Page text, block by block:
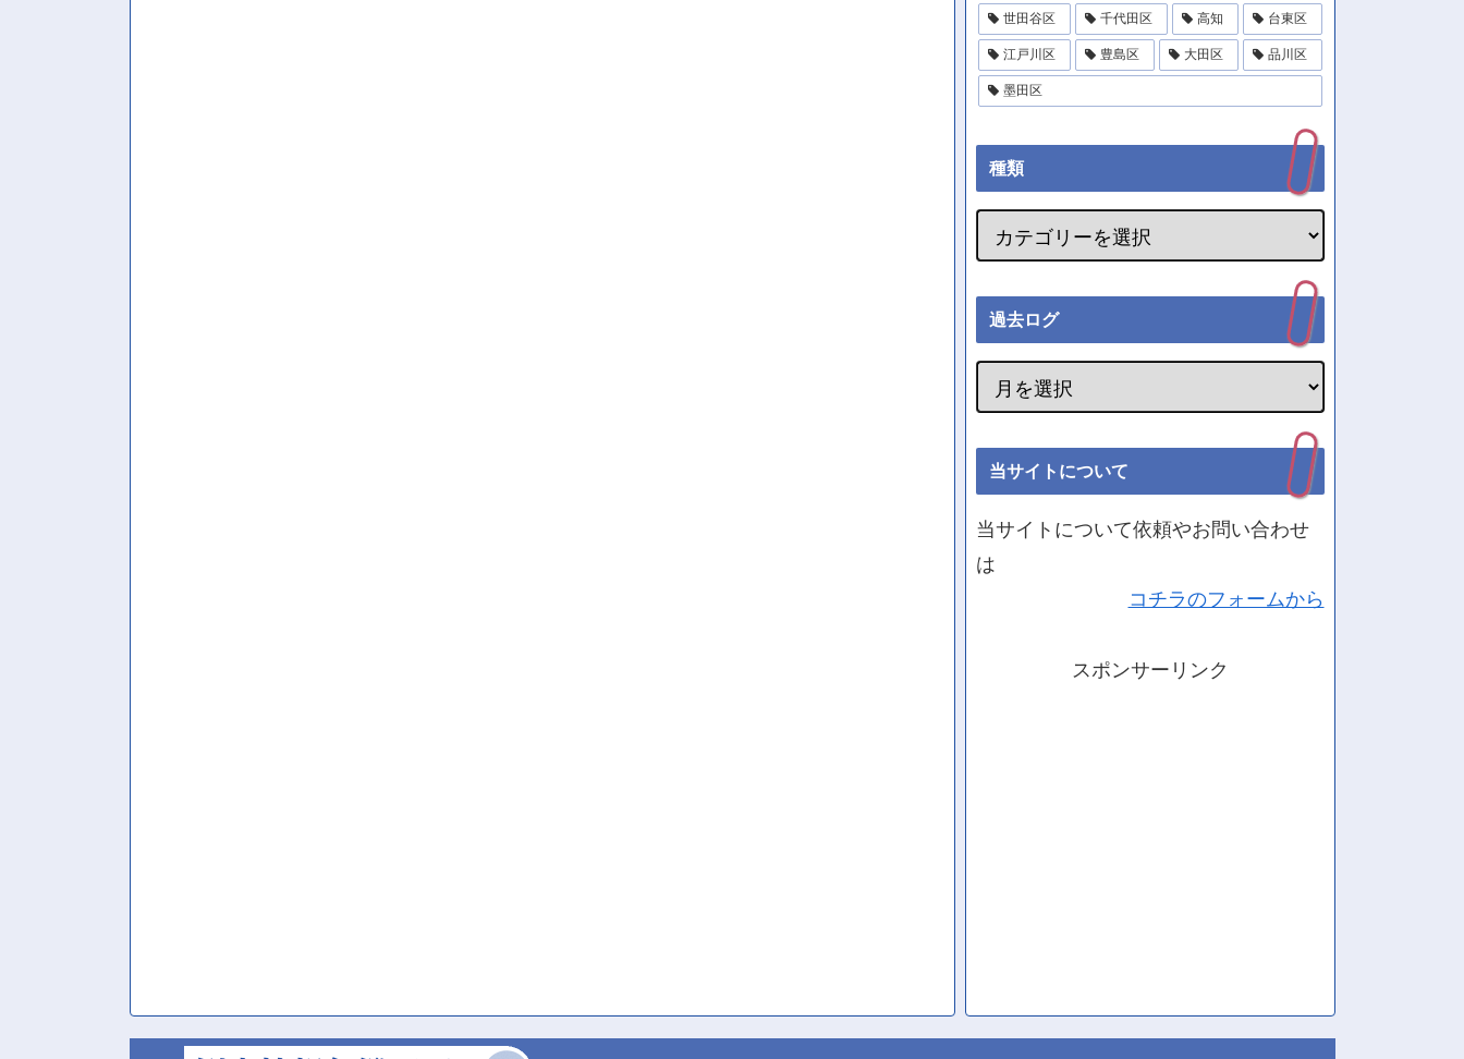
世田谷区 千代田区 高知 台東区
江戸川区 豊島区 大田区 品川区
墨田区
種類
過去ログ
当サイトについて
当サイトについて依頼やお問い合わせ
は
コチラのフォームから
スポンサーリンク